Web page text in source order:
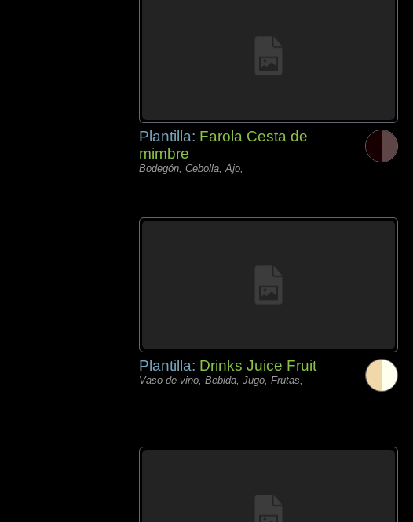
Plantilla: Farola Cesta de
mimbre
Bodegón, Cebolla, Ajo,
Plantilla: Drinks Juice Fruit
Vaso de vino, Bebida, Jugo, Frutas,